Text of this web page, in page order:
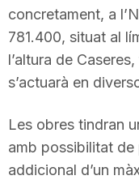
concretament, a
781.400, situat al
l’altura de
s’actuarà en
Les obres tindran
amb possibilitat de
addicional d’un